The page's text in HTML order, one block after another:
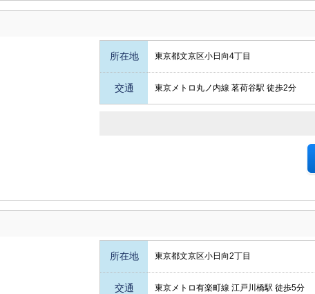
所在地 東京都文京区小日向4丁目
交通 東京メトロ丸ノ内線 茗荷谷駅 徒歩2分
所在地 東京都文京区小日向2丁目
交通 東京メトロ有楽町線 江戸川橋駅 徒歩5分